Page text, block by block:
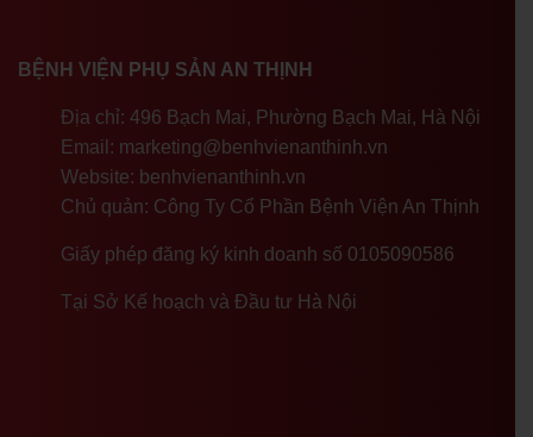
BỆNH VIỆN PHỤ SẢN AN THỊNH
Địa chỉ: 496 Bạch Mai, Phường Bạch Mai, Hà Nội
Email: marketing@benhvienanthinh.vn
Website: benhvienanthinh.vn
Chủ quản: Công Ty Cổ Phần Bệnh Viện An Thịnh
Giấy phép đăng ký kinh doanh số 0105090586
Tại Sở Kế hoạch và Đầu tư Hà Nội